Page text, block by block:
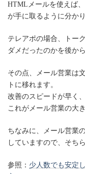
HTMLメールを使えば
が手に取るように分かり
テレアポの場合、トー
ダメだったのかを後か
その点、メール営業は
トに移れます。
改善のスピードが早く
これがメール営業の大
ちなみに、メール営業
していますので、そち
参照： 少人数でも安定